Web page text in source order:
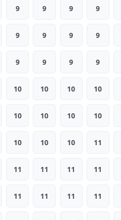
9 9 9 9
9 9 9 9
9 9 9 9
10 10 10 10
10 10 10 10
10 10 10 11
11 11 11 11
11 11 11 11